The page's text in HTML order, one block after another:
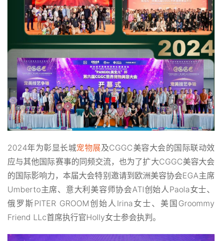
2024年为彰显长城宠物展及CGGC美容大会的国际联动效
应与其他国际赛事的同频交流，也为了扩大CGGC美容大会
的国际影响力，本届大会特别邀请到欧洲美容协会EGA主席
Umberto主席、意大利美容师协会ATI创始人Paola女士、
俄罗斯PITER GROOM创始人Irina女士、美国Groommy
Friend LLc首席执行官Holly女士参会执判。